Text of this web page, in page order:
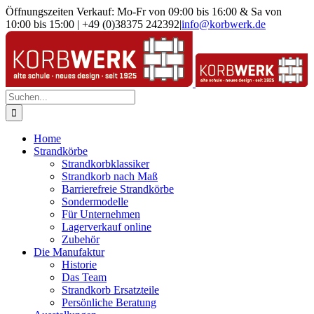
Zum
Inhalt
springen
Öffnungszeiten Verkauf: Mo-Fr von 09:00 bis 16:00 & Sa von
10:00 bis 15:00 | +49 (0)38375 242392|info@korbwerk.de
Suche
nach:
Home
Strandkörbe
Strandkorbklassiker
Strandkorb nach Maß
Barrierefreie Strandkörbe
Sondermodelle
Für Unternehmen
Lagerverkauf online
Zubehör
Die Manufaktur
Historie
Das Team
Strandkorb Ersatzteile
Persönliche Beratung